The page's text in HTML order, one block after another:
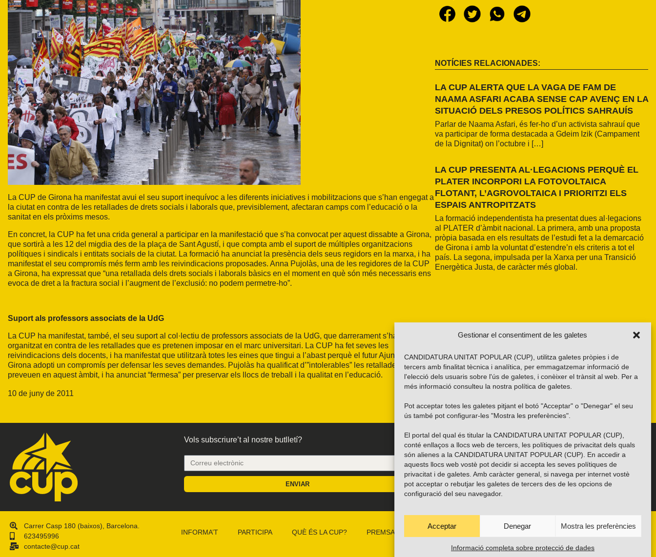
Gestionar el consentiment de les galetes
CANDIDATURA UNITAT POPULAR (CUP), utilitza galetes pròpies i de
tercers amb finalitat tècnica i analítica, per emmagatzemar informació de
l'elecció dels usuaris sobre l'ús de galetes, i conèixer el trànsit al web. Per a
més informació consulteu la nostra política de galetes
Pot acceptar totes les galetes pitjant el botó "Acceptar" o "Denegar" el seu
ús també pot configurar-les "Mostra les preferències".
El portal del qual és titular la CANDIDATURA UNITAT POPULAR (CUP),
conté enllaços a llocs web de tercers, les polítiques de privacitat dels quals
són alienes a la CANDIDATURA UNITAT POPULAR (CUP). En accedir a
aquests llocs web vostè pot decidir si accepta les seves polítiques de
privacitat i de galetes. Amb caràcter general, si navega per internet vostè
pot acceptar o rebutjar les galetes de tercers des de les opcions de
configuració del seu navegador.
Acceptar Denegar Mostra les preferències
Informació completa sobre protecció de dades
La CUP de Girona ha manifestat avui el seu suport inequívoc a les diferents iniciatives i mobilitzacions que s’han engegat a
la ciutat en contra de les retallades de drets socials i laborals que, previsiblement, afectaran camps com l’educació o la
sanitat en els pròxims mesos.
En concret, la CUP ha fet una crida general a participar en la manifestació que s’ha convocat per aquest dissabte a Girona,
que sortirà a les 12 del migdia des de la plaça de Sant Agustí, i que compta amb el suport de múltiples organitzacions
polítiques i sindicals i entitats socials de la ciutat. La formació ha anunciat la presència dels seus regidors en la marxa, i ha
manifestat el seu compromís més ferm amb les reivindicacions proposades. Anna Pujolàs, una de les regidores de la CUP
a Girona, ha expressat que “una retallada dels drets socials i laborals bàsics en el moment en què són més necessaris ens
evoca de dret a la fractura social i l’augment de l’exclusió: no podem permetre-ho”.
Suport als professors associats de la UdG
La CUP ha manifestat, també, el seu suport al col·lectiu de professors associats de la UdG, que darrerament s’han
organitzat en contra de les retallades que es pretenen imposar en el marc universitari. La CUP ha fet seves les
reivindicacions dels docents, i ha manifestat que utilitzarà totes les eines que tingui a l’abast perquè el futur Ajuntament de
Girona adopti un compromís per defensar les seves demandes. Pujolàs ha qualificat d’”intolerables” les retallades que es
preveuen en aquest àmbit, i ha anunciat “fermesa” per preservar els llocs de treball i la qualitat en l’educació.
10 de juny de 2011
NOTÍCIES RELACIONADES:
LA CUP ALERTA QUE LA VAGA DE FAM DE
NAAMA ASFARI ACABA SENSE CAP AVENÇ EN LA
SITUACIÓ DELS PRESOS POLÍTICS SAHRAUÍS
Parlar de Naama Asfari, és fer-ho d’un activista sahrauí que
va participar de forma destacada a Gdeim Izik (Campament
de la Dignitat) on l’octubre i […]
LA CUP PRESENTA AL·LEGACIONS PERQUÈ EL
PLATER INCORPORI LA FOTOVOLTAICA
FLOTANT, L’AGROVOLTAICA I PRIORITZI ELS
ESPAIS ANTROPITZATS
La formació independentista ha presentat dues al·legacions
al PLATER d’àmbit nacional. La primera, amb una proposta
pròpia basada en els resultats de l’estudi fet a la demarcació
de Girona i amb la voluntat d’estendre’n els criteris a tot el
país. La segona, impulsada per la Xarxa per una Transició
Energètica Justa, de caràcter més global.
Vols subscriure’t al nostre butlletí?
ENVIAR
Troba’ns a les xarxes socials
Carrer Casp 180 (baixos), Barcelona.
623495996
contacte@cup.cat
INFORMA’T PARTICIPA QUÈ ÉS LA CUP? PREMSA CAMPANYES TRANSPARÈNCIA
PROTECCIÓ DE DADES POLÍTICA DE GALETES (EU)